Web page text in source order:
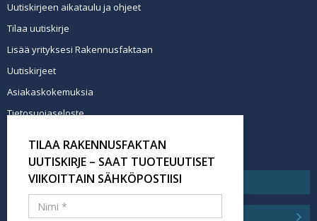
Uutiskirjeen aikataulu ja ohjeet
Tilaa uutiskirje
Lisää yrityksesi Rakennusfaktaan
Uutiskirjeet
Asiakaskokemuksia
Tietosuojaseloste
Tilaa uutiskirje
TILAA RAKENNUSFAKTAN
UUTISKIRJE – SAAT TUOTEUUTISET
VIIKOITTAIN SÄHKÖPOSTIISI